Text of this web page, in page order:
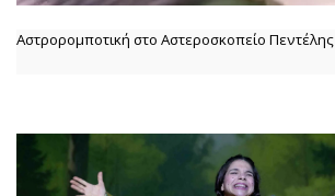
Αστρορομποτική στο Αστεροσκοπείο Πεντέλης